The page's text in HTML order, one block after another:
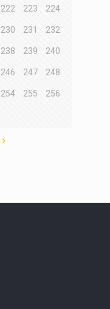
222 223 224
230 231 232
238 239 240
246 247 248
254 255 256